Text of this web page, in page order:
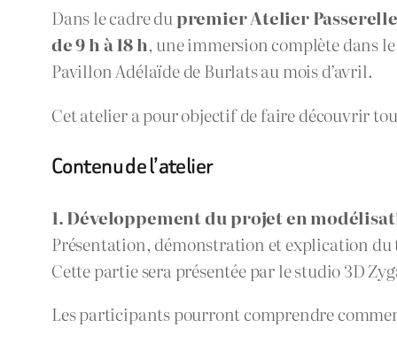
Dans le cadre dupremier Atelier Passerelle
de 9 h à 18 h, une immersion complète dans
Pavillon Adélaïde de Burlats au mois d’avril.
Cet atelier a pour objectif de faire découvrir
Contenu de l’atelier
1. Développement du projet en
Présentation, démonstration et explication du
Cette partie sera présentée par le studio 3D
Les participants pourront comprendre